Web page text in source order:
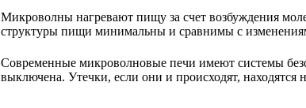
Микроволны нагревают пищу за счет возбуждения
структуры пищи минимальны и сравнимы с
Современные микроволновые печи имеют системы
выключена. Утечки, если они и происходят, находятся